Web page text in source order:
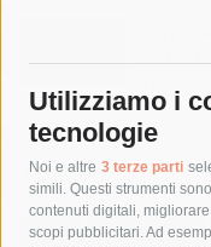
Utilizziamo i
tecnologie
Noi e altre 3 terze parti
simili. Questi strumenti
contenuti digitali,
scopi pubblicitari. Ad
Tag
acqua allerta meteo